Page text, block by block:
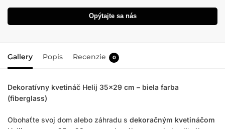
Opýtajte sa nás
Gallery Popis Recenzie 0
Dekoratívny kvetináč Helij 35×29 cm – biela farba
(fiberglass)
Obohaťte svoj dom alebo záhradu s dekoračným kvetináčom